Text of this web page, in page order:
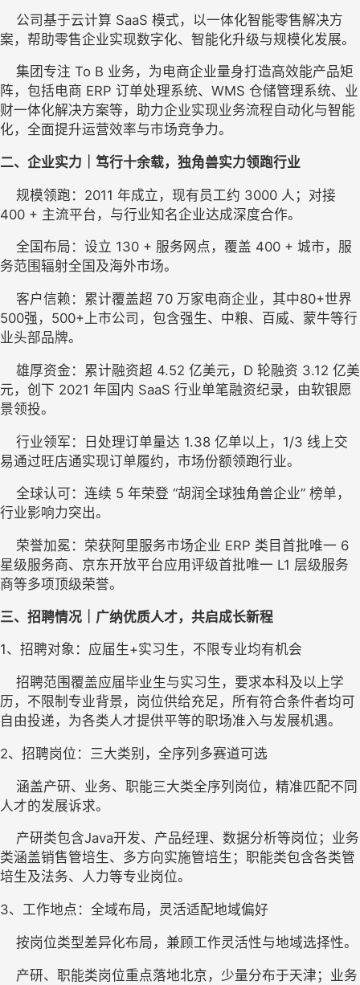
公司基于云计算 SaaS 模式，以一体化智能零售解决方
案，帮助零售企业实现数字化、智能化升级与规模化发展。
集团专注 To B 业务，为电商企业量身打造高效能产品矩
阵，包括电商 ERP 订单处理系统、WMS 仓储管理系统、业
财一体化解决方案等，助力企业实现业务流程自动化与智能
化，全面提升运营效率与市场竞争力。
二、企业实力｜ 笃行十余载，独角兽实力领跑行业
规模领跑：2011 年成立，现有员工约 3000 人；对接
400 + 主流平台，与行业知名企业达成深度合作。
全国布局：设立 130 + 服务网点，覆盖 400 + 城市，服
务范围辐射全国及海外市场。
客户信赖：累计覆盖超 70 万家电商企业， 其中80+世界
500强，500+上市公司 ， 包含强生、中粮、百威、蒙牛等行
业头部品牌。
雄厚资金：累计融资超 4.52 亿美元，D 轮融资 3.12 亿美
元，创下 2021 年国内 SaaS 行业单笔融资纪录，由软银愿
景领投。
行业领军：日处理订单量达 1.38 亿单以上，1/3 线上交
易通过旺店通实现订单履约，市场份额领跑行业。
全球认可：连续 5 年荣登 “胡润全球独角兽企业” 榜单，
行业影响力突出。
荣誉加冕：荣获阿里服务市场企业 ERP 类目首批唯一 6
星级服务商、京东开放平台应用评级首批唯一 L1 层级服务
商等多项顶级荣誉。
三、招聘情况｜广纳优质人才，共启成长新程
1、 招聘对象 ： 应届生+实习生，不限专业均有机会
招聘范围覆盖应届毕业生与实习生，要求本科及以上学
历，不限制专业背景，岗位供给充足，所有符合条件者均可
自由投递，为各类人才提供平等的职场准入与发展机遇。
2、 招聘岗位 ： 三大类别 ，全序列多赛道可选
涵盖产研、业务、职能三大类全序列岗位，精准匹配不同
人才的发展诉求。
产研类包含Java开发、产品经理、数据分析等岗位；业务
类涵盖销售管培生、多方向实施管培生；职能类包含各类管
培生及法务、人力等专业岗位。
3、 工作地点 ： 全域布局，灵活适配地域偏好
按岗位类型差异化布局，兼顾工作灵活性与地域选择性。
产研、职能类岗位重点落地北京，少量分布于天津；业务